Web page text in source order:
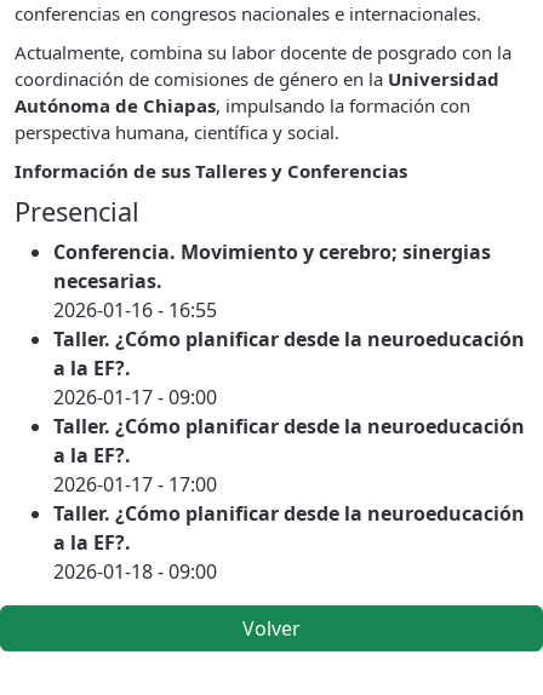
conferencias en congresos nacionales e internacionales.
Actualmente, combina su labor docente de posgrado con la
coordinación de comisiones de género en la Universidad
Autónoma de Chiapas, impulsando la formación con
perspectiva humana, científica y social.
Información de sus Talleres y Conferencias
Presencial
Conferencia. Movimiento y cerebro; sinergias
necesarias.
2026-01-16 - 16:55
Taller. ¿Cómo planificar desde la neuroeducación
a la EF?.
2026-01-17 - 09:00
Taller. ¿Cómo planificar desde la neuroeducación
a la EF?.
2026-01-17 - 17:00
Taller. ¿Cómo planificar desde la neuroeducación
a la EF?.
2026-01-18 - 09:00
Volver